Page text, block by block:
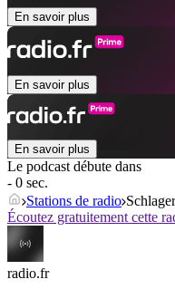
En savoir plus
En savoir plus
En savoir plus
Le podcast débute dans
- 0 sec.
Stations de radio
Écoutez gratuitement cette
radio.fr